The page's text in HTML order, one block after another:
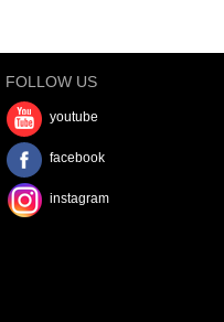
FOLLOW US
youtube
facebook
instagram